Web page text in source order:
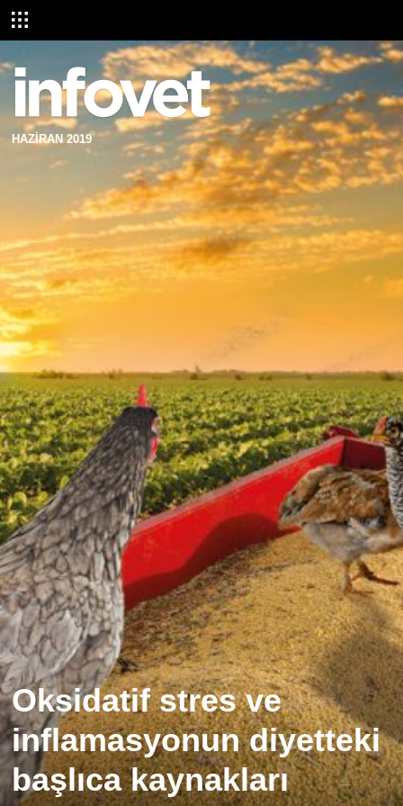
HAZİRAN 2019
Oksidatif stres ve
inflamasyonun diyetteki
başlıca kaynakları